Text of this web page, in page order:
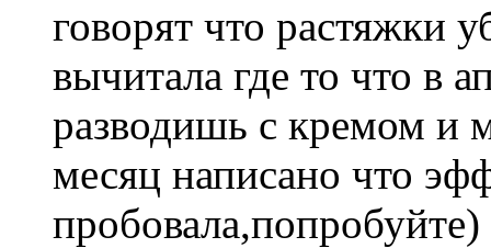
говорят что растяжки
вычитала где то что в
разводишь с кремом и
месяц написано что
пробовала,попробуйте)